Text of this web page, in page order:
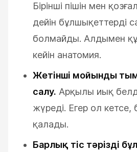
Бірінші пішін мен
дейін бұлшықеттерді
болмайды. Алдымен
кейін анатомия.
Жетінші мойынды
салу. Арқылы иық
жүреді. Егер ол кетсе,
қалады.
Барлық тіс тәрізді